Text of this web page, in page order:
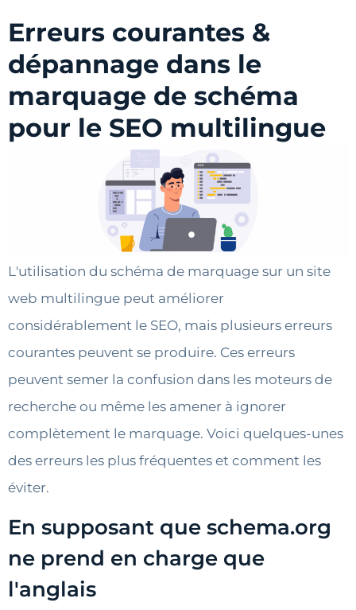
Erreurs courantes &
dépannage dans le
marquage de schéma
pour le SEO multilingue
L'utilisation du schéma de marquage sur un site
web multilingue peut améliorer
considérablement le SEO, mais plusieurs erreurs
courantes peuvent se produire. Ces erreurs
peuvent semer la confusion dans les moteurs de
recherche ou même les amener à ignorer
complètement le marquage. Voici quelques-unes
des erreurs les plus fréquentes et comment les
éviter.
En supposant que schema.org
ne prend en charge que
l'anglais